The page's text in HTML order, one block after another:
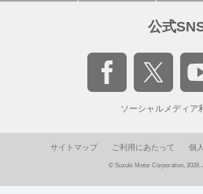
公式
ソーシャルメディア
サイトマップ ご利用にあたって 個
© Suzuki Motor Corporation, 2026.